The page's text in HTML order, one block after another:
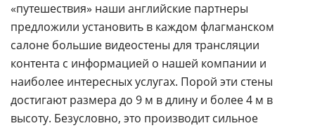
«путешествия» наши английские партнеры
предложили установить в каждом флагманском
салоне большие видеостены для трансляции
контента с информацией о нашей компании и
наиболее интересных услугах. Порой эти стены
достигают размера до 9 м в длину и более 4 м в
высоту. Безусловно, это производит сильное